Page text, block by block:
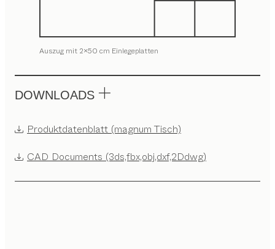
Auszug mit 2x50 cm Einlegeplatten
DOWNLOADS
Produktdatenblatt (magnum Tisch)
CAD Documents (3ds,fbx,obj,dxf,2Ddwg)